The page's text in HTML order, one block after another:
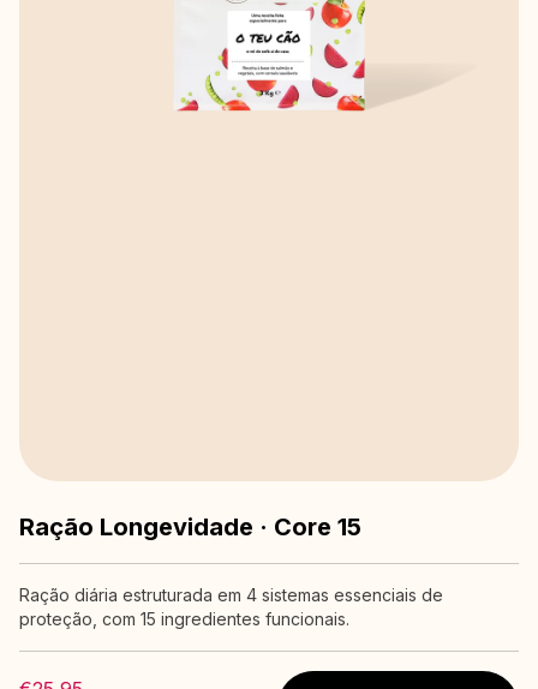
Ração Longevidade · Core 15
Ração diária estruturada em 4 sistemas essenciais de
proteção, com 15 ingredientes funcionais.